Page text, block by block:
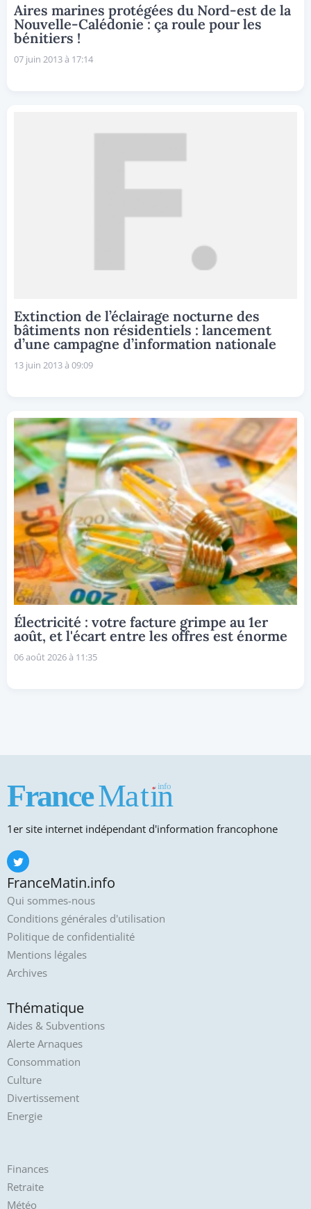
Aires marines protégées du Nord-est de la
Nouvelle-Calédonie : ça roule pour les
bénitiers !
07 juin 2013 à 17:14
Extinction de l’éclairage nocturne des
bâtiments non résidentiels : lancement
d’une campagne d’information nationale
13 juin 2013 à 09:09
Électricité : votre facture grimpe au 1er
août, et l'écart entre les offres est énorme
06 août 2026 à 11:35
1er site internet indépendant d'information francophone
FranceMatin.info
Qui sommes-nous
Conditions générales d'utilisation
Politique de confidentialité
Mentions légales
Archives
Thématique
Aides & Subventions
Alerte Arnaques
Consommation
Culture
Divertissement
Energie
Finances
Retraite
Météo